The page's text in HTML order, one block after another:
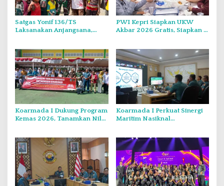
Satgas Yonif 136/TS
Laksanakan Anjangsana,
Masyarakat di Kampung
Wongdama
PWI Kepri Siapkan UKW
Akbar 2026 Gratis, Siapkan 6
Koarmada I Dukung Program
Kemas 2026, Tanamkan Nilai
Koarmada I Perkuat Sinergi
Maritim Nasiknal
Laut Natuna Utara